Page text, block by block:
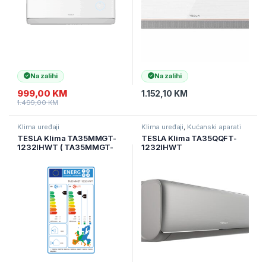
Na zalihi
999,00 KM
1.499,00KM
Na zalihi
1.152,10 KM
Klima uređaji
TESLA Klima TA35MMGT-
1232IHWT ( TA35MMGT-
Klima uređaji Kućanski aparati
TESLA Klima TA35QQFT-
1232IHWT